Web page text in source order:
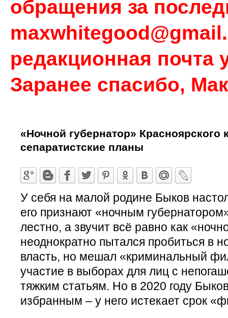
обращения за
редакционная почта
Заранее спасибо,
«Ночной губернатор»
сепаратистские планы
У себя на малой родине Быков
его признают «ночным
лестно, а звучит всё равно как
неоднократно пытался пробиться в
власть, но мешал «криминальный
участие в выборах для лиц с
тяжким статьям. Но в 2020 году
избранным – у него истекает срок